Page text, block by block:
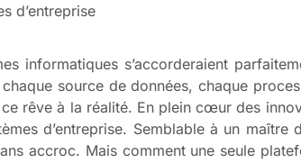
d’entreprise
informatiques s’accorderaient
source de données, chaque
rêve à la réalité. En plein cœur des
d’entreprise. Semblable à un
accroc. Mais comment une seule